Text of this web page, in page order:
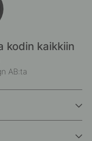
kodin kaikkiin
AB:ta